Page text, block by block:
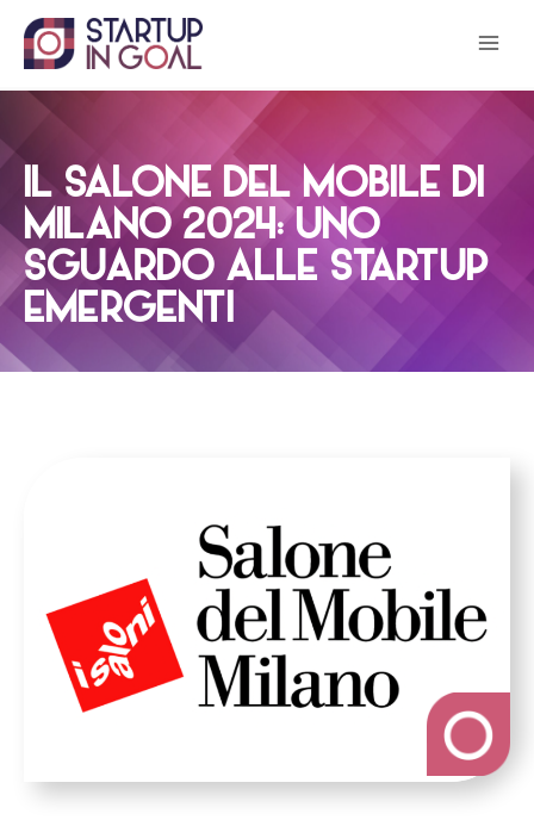
Salta
contenuto
IL SALONE DEL MOBILE DI
MILANO 2024: UNO
SGUARDO ALLE STARTUP
EMERGENTI